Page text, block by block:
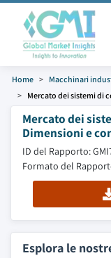
Home Macchinari
Mercato dei sistemi di
Mercato dei
Dimensioni e
ID del Rapporto:
Formato del
Esplora le